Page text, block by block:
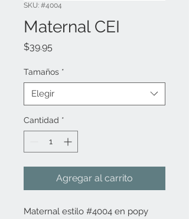
SKU: #4004
Maternal CEI
$39.95
Tamaños *
Elegir
Cantidad *
Agregar al carrito
Maternal estilo #4004 en popy